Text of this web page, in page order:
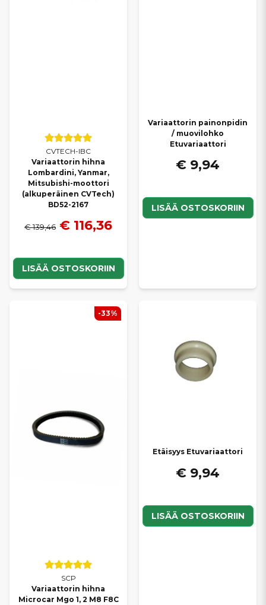
CVTECH-IBC
Variaattorin hihna
Lombardini, Yanmar,
Mitsubishi-moottori
(alkuperäinen CVTech)
BD52-2167
€ 139,46 € 116,36
LISÄÄ OSTOSKORIIN
Variaattorin painonpidin
/ muovilohko
Etuvariaattori
€ 9,94
LISÄÄ OSTOSKORIIN
SCP
Variaattorin hihna
Microcar Mgo 1, 2 M8 F8C
-33%
Etäisyys Etuvariaattori
€ 9,94
LISÄÄ OSTOSKORIIN